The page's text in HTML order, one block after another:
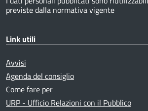
previste dalla normativa vigente
Link utili
Avvisi
Agenda del consiglio
Come fare per
URP - Ufficio Relazioni con il Pubblico